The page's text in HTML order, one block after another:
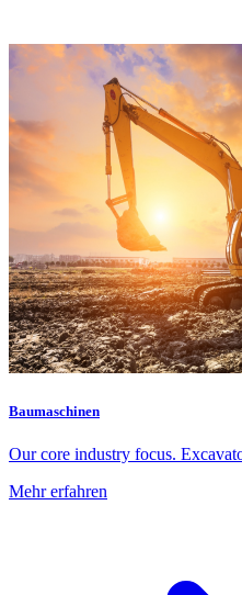
Baumaschinen
Our core industry focus.
Mehr erfahren